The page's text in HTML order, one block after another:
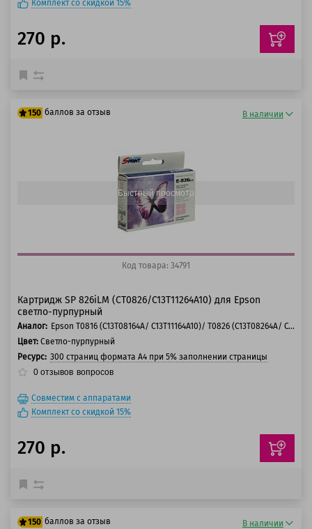
Комплект со скидкой 15%
270 р.
150 баллов за отзыв В наличии
Быстрый просмотр
Код товара: 34791
Картридж SP 826iLM (CT0826/C13T11264A10) для Epson
светло-пурпурный
Аналог:
Epson T0816 (C13T08164A/ C13T11164A10)/ T0826 (C13T08264A/ C13T11264A10)
Цвет: Светло-пурпурный
Ресурс: 300 страниц формата А4 при 5% заполнении страницы
0 отзывов вопросов
Совместим с аппаратами
Комплект со скидкой 15%
270 р.
150 баллов за отзыв В наличии